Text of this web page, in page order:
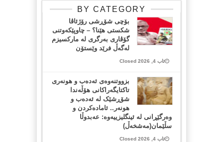
BY CATEGORY
بۆچی شۆڕشی رۆژئاڤا
شکستی هێنا؟ – چاوپێکەوتنی
گۆڤاری بەرگری لە مارکسیزم
لەگەڵ فرێد وێستۆن
ئاب 4, 2026 Closed
بزووتنەوەی ئەدەب و هونەری
تاکتایگەراکانی هۆڵەندا
شۆڕشێک لە ئەدەب و
هونەر.. ئامادەکردن و
وەرگێڕانی لە ئینگلیزییەوە: عەبدوڵا
سڵێمان(مەشخەڵ)
ئاب 4, 2026 Closed